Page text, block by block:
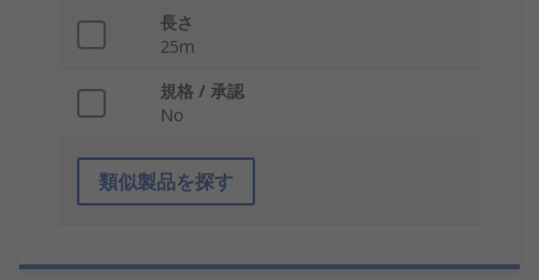
長さ
25m
規格 / 承認
No
類似製品を探す